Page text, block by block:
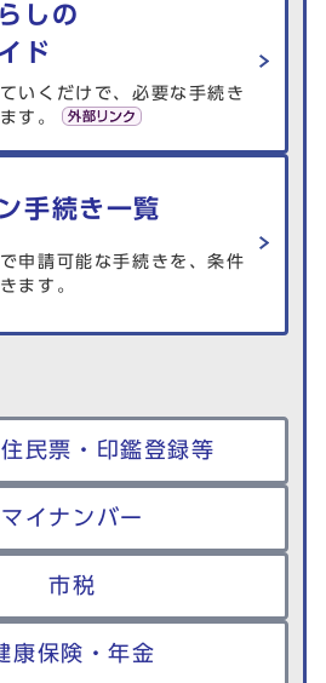
しの
ド
いくだけで、必要な手続き
す。
手続き一覧
申請可能な手続きを、条件
ます。
民票・印鑑登録等
マイナンバー
市税
康保険・年金